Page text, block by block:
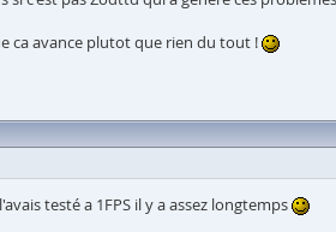
ca avance plutot que rien du tout !
testé a 1FPS il y a assez longtemps